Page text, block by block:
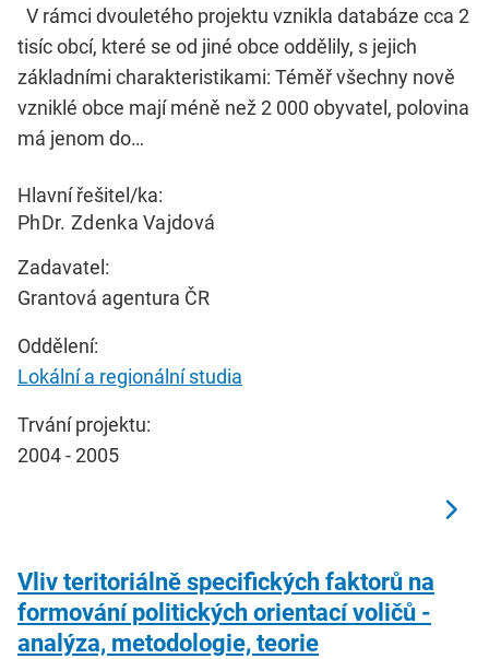
V rámci dvouletého projektu vznikla databáze cca 2
tisíc obcí, které se od jiné obce oddělily, s jejich
základními charakteristikami: Téměř všechny nově
vzniklé obce mají méně než 2 000 obyvatel, polovina
má jenom do…
Hlavní řešitel/ka:
PhDr. Zdenka Vajdová
Zadavatel:
Grantová agentura ČR
Oddělení:
Lokální a regionální studia
Trvání projektu:
2004 - 2005
Vliv teritoriálně specifických faktorů na
formování politických orientací voličů -
analýza, metodologie, teorie